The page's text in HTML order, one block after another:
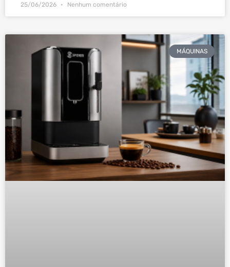
25/06/2026 Nenhum comentário
MÁQUINAS